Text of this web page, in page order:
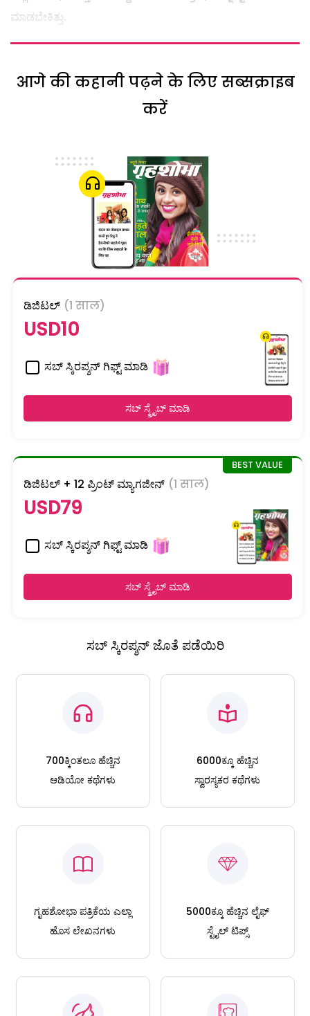
ಮಾಡಬೇಕಿತ್ತು.
आगे की कहानी पढ़ने के लिए सब्सक्राइब
करें
ಡಿಜಿಟಲ್ (1 साल)
USD10
ಸಬ್ ಸ್ಕಿರಪ್ಶನ್ ಗಿಫ್ಟ್ ಮಾಡಿ
ಸಬ್ ಸ್ಕ್ರೈಬ್ ಮಾಡಿ
ಡಿಜಿಟಲ್ + 12 ಪ್ರಿಂಟ್ ಮ್ಯಾಗಜೀನ್ (1 साल)
USD79
ಸಬ್ ಸ್ಕಿರಪ್ಶನ್ ಗಿಫ್ಟ್ ಮಾಡಿ
ಸಬ್ ಸ್ಕ್ರೈಬ್ ಮಾಡಿ
ಸಬ್ ಸ್ಕಿರಪ್ಶನ್ ಜೊತೆ ಪಡೆಯಿರಿ
700ಕ್ಕಿಂತಲೂ ಹೆಚ್ಚಿನ
ಆಡಿಯೋ ಕಥೆಗಳು
6000ಕ್ಕೂ ಹೆಚ್ಚಿನ
ಸ್ವಾರಸ್ಯಕರ ಕಥೆಗಳು
ಗೃಹಶೋಭಾ ಪತ್ರಿಕೆಯ ಎಲ್ಲಾ
ಹೊಸ ಲೇಖನಗಳು
5000ಕ್ಕೂ ಹೆಚ್ಚಿನ ಲೈಫ್
ಸ್ಟೈಲ್ ಟಿಪ್ಸ್